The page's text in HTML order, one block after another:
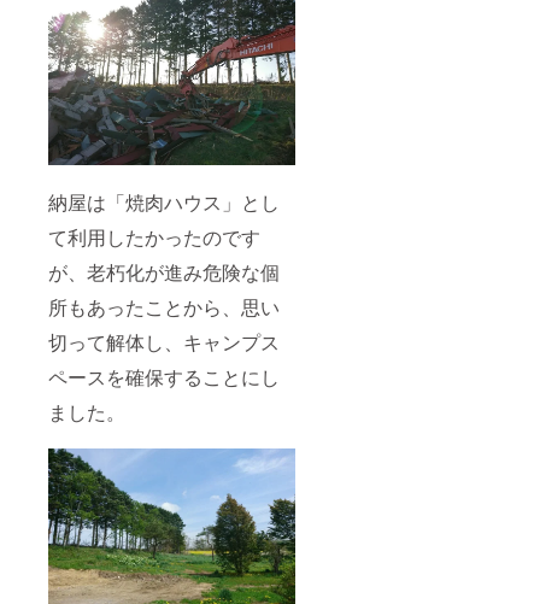
納屋は「焼肉ハウス」とし
て利用したかったのです
が、老朽化が進み危険な個
所もあったことから、思い
切って解体し、キャンプス
ペースを確保することにし
ました。